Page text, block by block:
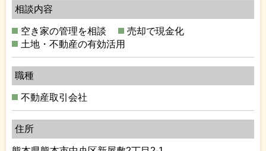
相談内容
空き家の管理を相談
売却で現金化
土地・不動産の有効活用
職種
不動産取引会社
住所